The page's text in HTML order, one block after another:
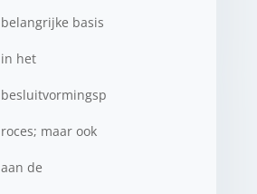
belangrijke basis
in het
besluitvormingsp
roces; maar ook
aan de